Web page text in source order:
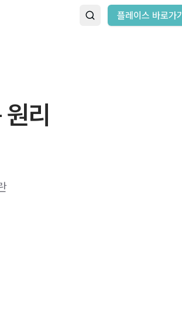
플레이스 바로가기
리